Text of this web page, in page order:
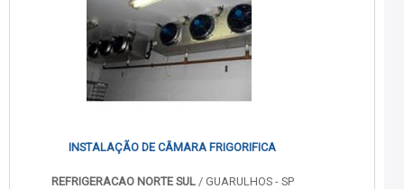
INSTALAÇÃO DE CÂMARA FRIGORIFICA
REFRIGERACAO NORTE SUL/ GUARULHOS - SP